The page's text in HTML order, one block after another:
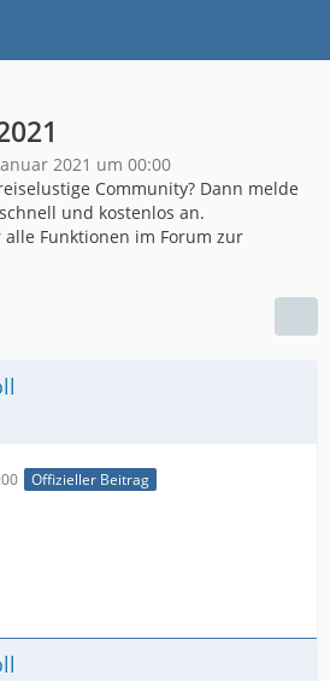
2021 um 00:00
Community? Dann melde
und kostenlos an.
Funktionen im Forum zur
Offizieller Beitrag